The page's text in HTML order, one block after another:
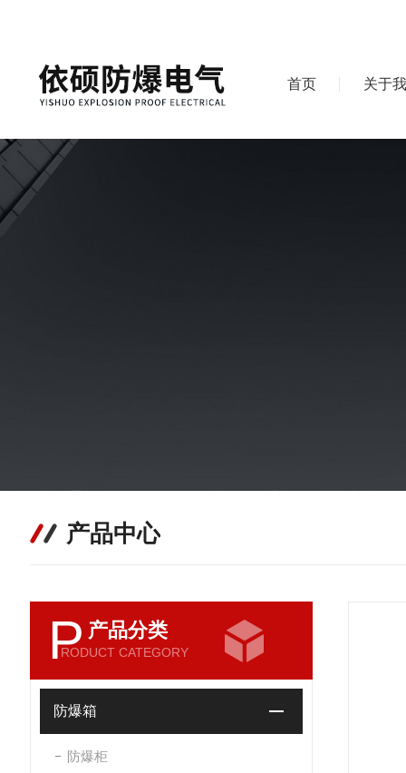
首页 关于
产品中心
P 产品分类
RODUCT CATEGORY
防爆箱
防爆柜